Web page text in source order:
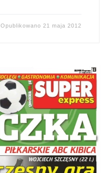
Opublikowano 21 maja 2012